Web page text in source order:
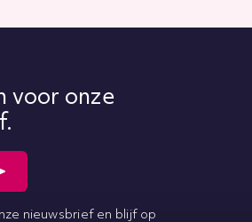
voor onze
nieuwsbrief en blijf op